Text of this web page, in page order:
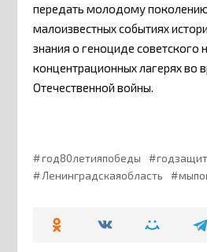
передать молодому
малоизвестных событиях
знания о геноциде советского
концентрационных лагерях во
Отечественной войны.
год80летияпобеды
Ленинградскаяобласть